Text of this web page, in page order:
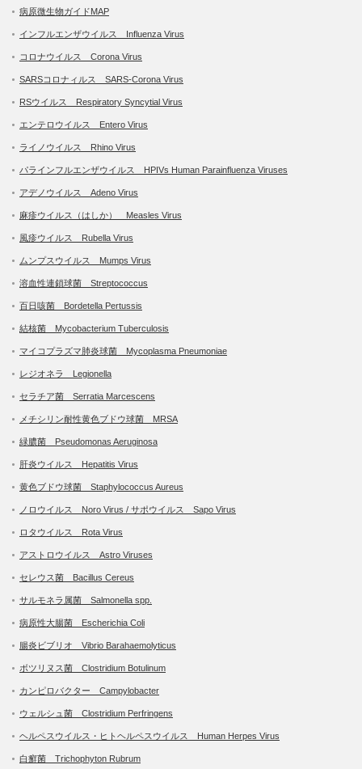
病原微生物ガイドMAP
インフルエンザウイルス Influenza Virus
コロナウイルス Corona Virus
SARSコロナィルス SARS-Corona Virus
RSウイルス Respiratory Syncytial Virus
エンテロウイルス Entero Virus
ライノウイルス Rhino Virus
パラインフルエンザウイルス HPIVs Human Parainfluenza Viruses
アデノウイルス Adeno Virus
麻疹ウイルス（はしか） Measles Virus
風疹ウイルス Rubella Virus
ムンプスウイルス Mumps Virus
溶血性連鎖球菌 Streptococcus
百日咳菌 Bordetella Pertussis
結核菌 Mycobacterium Tuberculosis
マイコプラズマ肺炎球菌 Mycoplasma Pneumoniae
レジオネラ Legionella
セラチア菌 Serratia Marcescens
メチシリン耐性黄色ブドウ球菌 MRSA
緑膿菌 Pseudomonas Aeruginosa
肝炎ウイルス Hepatitis Virus
黄色ブドウ球菌 Staphylococcus Aureus
ノロウイルス Noro Virus / サポウイルス Sapo Virus
ロタウイルス Rota Virus
アストロウイルス Astro Viruses
セレウス菌 Bacillus Cereus
サルモネラ属菌 Salmonella spp.
病原性大腸菌 Escherichia Coli
腸炎ビブリオ Vibrio Barahaemolyticus
ボツリヌス菌 Clostridium Botulinum
カンピロバクター Campylobacter
ウェルシュ菌 Clostridium Perfringens
ヘルペスウイルス・ヒトヘルペスウイルス Human Herpes Virus
白癬菌 Trichophyton Rubrum